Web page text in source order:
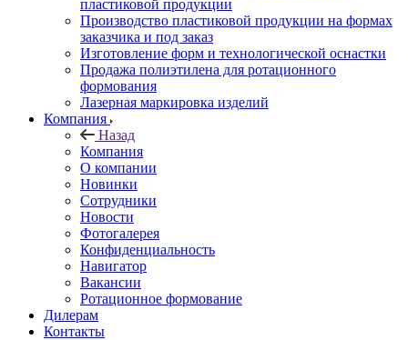
пластиковой продукции
Производство пластиковой продукции на формах
заказчика и под заказ
Изготовление форм и технологической оснастки
Продажа полиэтилена для ротационного
формования
Лазерная маркировка изделий
Компания
Назад
Компания
О компании
Новинки
Сотрудники
Новости
Фотогалерея
Конфиденциальность
Навигатор
Вакансии
Ротационное формование
Дилерам
Контакты